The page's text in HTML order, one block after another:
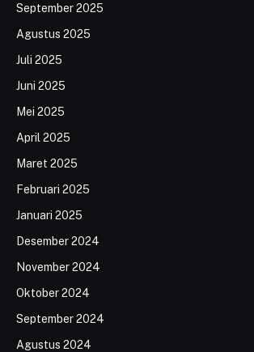
September 2025
Agustus 2025
Juli 2025
Juni 2025
Mei 2025
April 2025
Maret 2025
Februari 2025
Januari 2025
Desember 2024
November 2024
Oktober 2024
September 2024
Agustus 2024